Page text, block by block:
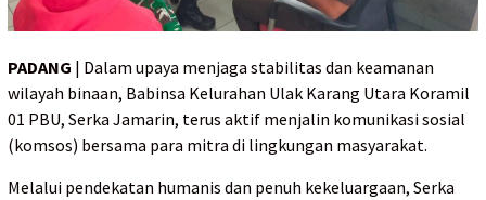
PADANG | Dalam upaya menjaga stabilitas dan keamanan
wilayah binaan, Babinsa Kelurahan Ulak Karang Utara Koramil
01 PBU, Serka Jamarin, terus aktif menjalin komunikasi sosial
(komsos) bersama para mitra di lingkungan masyarakat.
Melalui pendekatan humanis dan penuh kekeluargaan, Serka